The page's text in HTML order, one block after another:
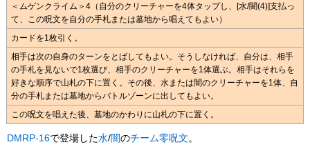
＜ムゲンクライム＞4（自分のクリーチャーを4体タップし、[水/闇(4)]支払っ
て、この呪文を自分の手札または墓地から唱えてもよい）
カードを1枚引く。
相手は次の自身のターンをとばしてもよい。そうしなければ、自分は、相手
の手札を見ないで1枚選び、相手のクリーチャーを1体選ぶ。相手はそれらを
好きな順序で山札の下に置く。その後、水または闇のクリーチャーを1体、自
分の手札または墓地からバトルゾーンに出してもよい。
この呪文を唱えた後、墓地のかわりに山札の下に置く。
DMRP-16で登場した水/闇のチーム零呪文 。